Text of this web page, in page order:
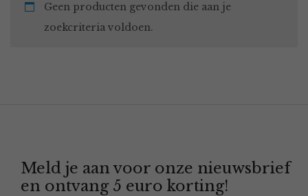
Geen producten gevonden die aan je
zoekcriteria voldoen.
Meld je aan voor onze nieuwsbrief
en ontvang 5 euro korting!